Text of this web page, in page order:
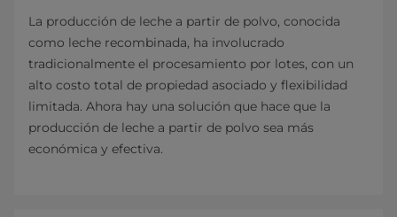
La producción de leche a partir de polvo, conocida
como leche recombinada, ha involucrado
tradicionalmente el procesamiento por lotes, con un
alto costo total de propiedad asociado y flexibilidad
limitada. Ahora hay una solución que hace que la
producción de leche a partir de polvo sea más
económica y efectiva.